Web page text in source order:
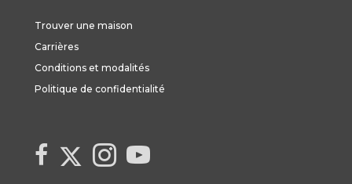
Trouver une maison
Carrières
Conditions et modalités
Politique de confidentialité
link to Century 21 Canada's facebook page
Link to Century 21 Canada's Twitter page
Link to Century 21 Canada's Instagram page
link to Century 21 Canada's YouTube page